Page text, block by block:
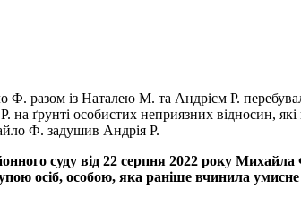
разом із Наталею М. та Андрієм Р.
ґрунті особистих неприязних відносин,
Ф. задушив Андрія Р.
суду від 22 серпня 2022 року
осіб, особою, яка раніше вчинила